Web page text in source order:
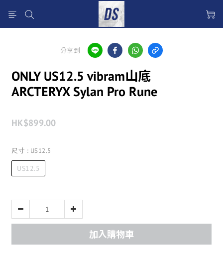
分享到
ONLY US12.5 vibram山底
ARCTERYX Sylan Pro Rune
HK$899.00
尺寸 : US12.5
US12.5
加入購物車